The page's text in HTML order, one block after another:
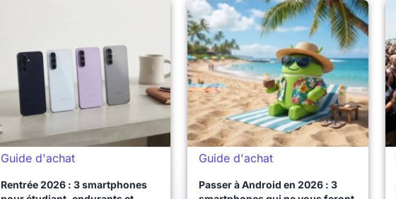
Guide d'achat
Rentrée 2026 : 3 smartphones
Guide d'achat
Passer à Android en 2026 : 3